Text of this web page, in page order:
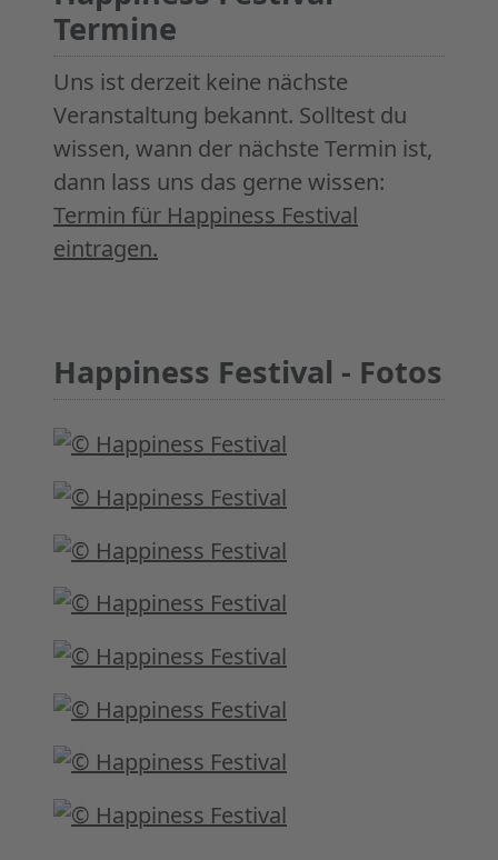
Termine
Uns ist derzeit keine nächste
Veranstaltung bekannt. Solltest du
wissen, wann der nächste Termin ist,
dann lass uns das gerne wissen:
Termin für Happiness Festival
eintragen.
Happiness Festival - Fotos